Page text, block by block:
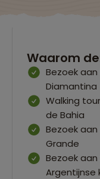
Waarom
Bezoek
Diamantina
Walking
de Bahia
Bezoek
Grande
Bezoek
Argentijnse